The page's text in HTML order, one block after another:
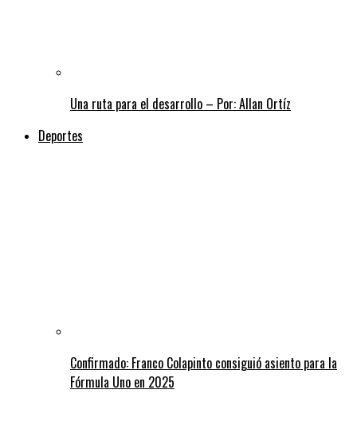
Una ruta para el desarrollo – Por: Allan Ortíz
Deportes
Confirmado: Franco Colapinto consiguió asiento para la
Fórmula Uno en 2025